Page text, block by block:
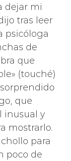
dejar mi
tras leer
psicóloga
de
que
(touché)
que
inusual y
mostrarlo.
para
poco de